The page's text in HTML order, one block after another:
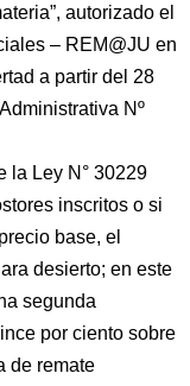
autorizado el
– REM@JU en
a partir del 28
Nº
la Ley N° 30229
inscritos o si
base, el
desierto; en este
segunda
por ciento sobre
de remate